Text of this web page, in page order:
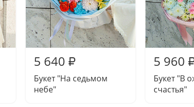
5 640 ₽
Букет "На седьмом
небе"
5 960
Букет "В
счастья"